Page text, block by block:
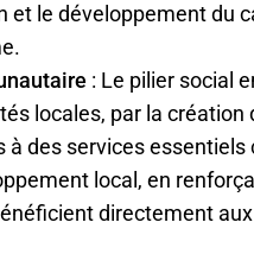
et le développement du
: Le pilier social
locales, par la création
à des services
local, en
directement